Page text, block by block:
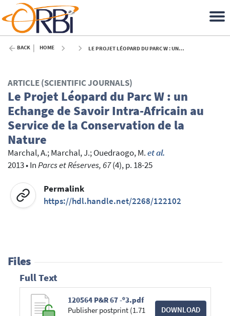
BACK HOME LE PROJET LÉOPARD DU PARC W : UN ECHANGE DE SAVOIR INTRA-AFRICAIN AU SERVICE DE LA CONSERVATION DE LA NATURE - 2013
ARTICLE (SCIENTIFIC JOURNALS)
Le Projet Léopard du Parc W : un
Echange de Savoir Intra-Africain au
Service de la Conservation de la
Nature
Marchal, A.;Marchal, J.;Ouedraogo, M.et al.
2013•InParcs et Réserves, 67(4), p. 18-25
Permalink
https://hdl.handle.net/2268/122102
Files
Full Text
120564 P&R 67 -º3.pdf
Publisher postprint (1.71
DOWNLOAD